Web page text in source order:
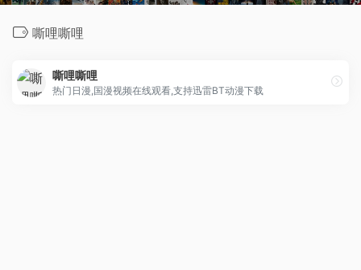
嘶哩嘶哩
嘶哩嘶哩
热门日漫,国漫视频在线观看,支持迅雷BT动漫下载